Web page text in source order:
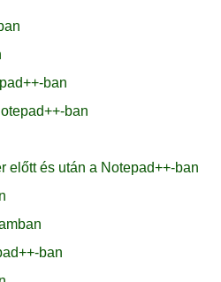
ban
ban
előtt és után a Notepad++-ban
ban